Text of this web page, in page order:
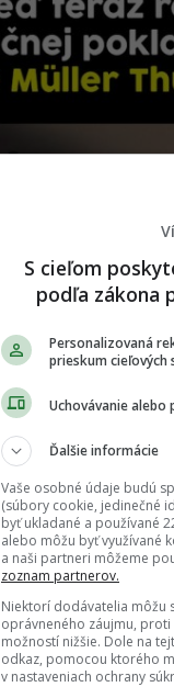
S cieľom
podľa zákona
Personalizovaná
prieskum cieľových
Uchovávanie
Ďalšie informácie
Vaše osobné údaje budú
(súbory cookie, jedinečné
byť ukladané a používané
alebo môžu byť využívané
a naši partneri môžeme
zoznam partnerov.
Niektorí dodávatelia môžu
oprávneného záujmu,
možností nižšie. Dole na
odkaz, pomocou ktorého
v nastaveniach ochrany